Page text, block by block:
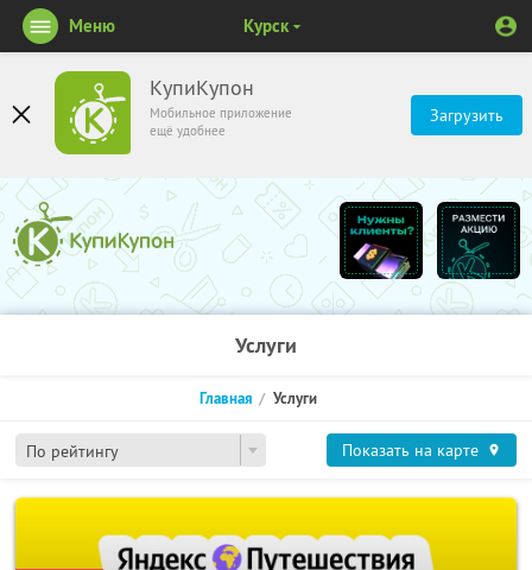
КупиКупон
Мобильное приложение
ещё удобнее
Загрузить
Меню Курск
Услуги
По рейтингу
Главная Услуги
Показать на карте